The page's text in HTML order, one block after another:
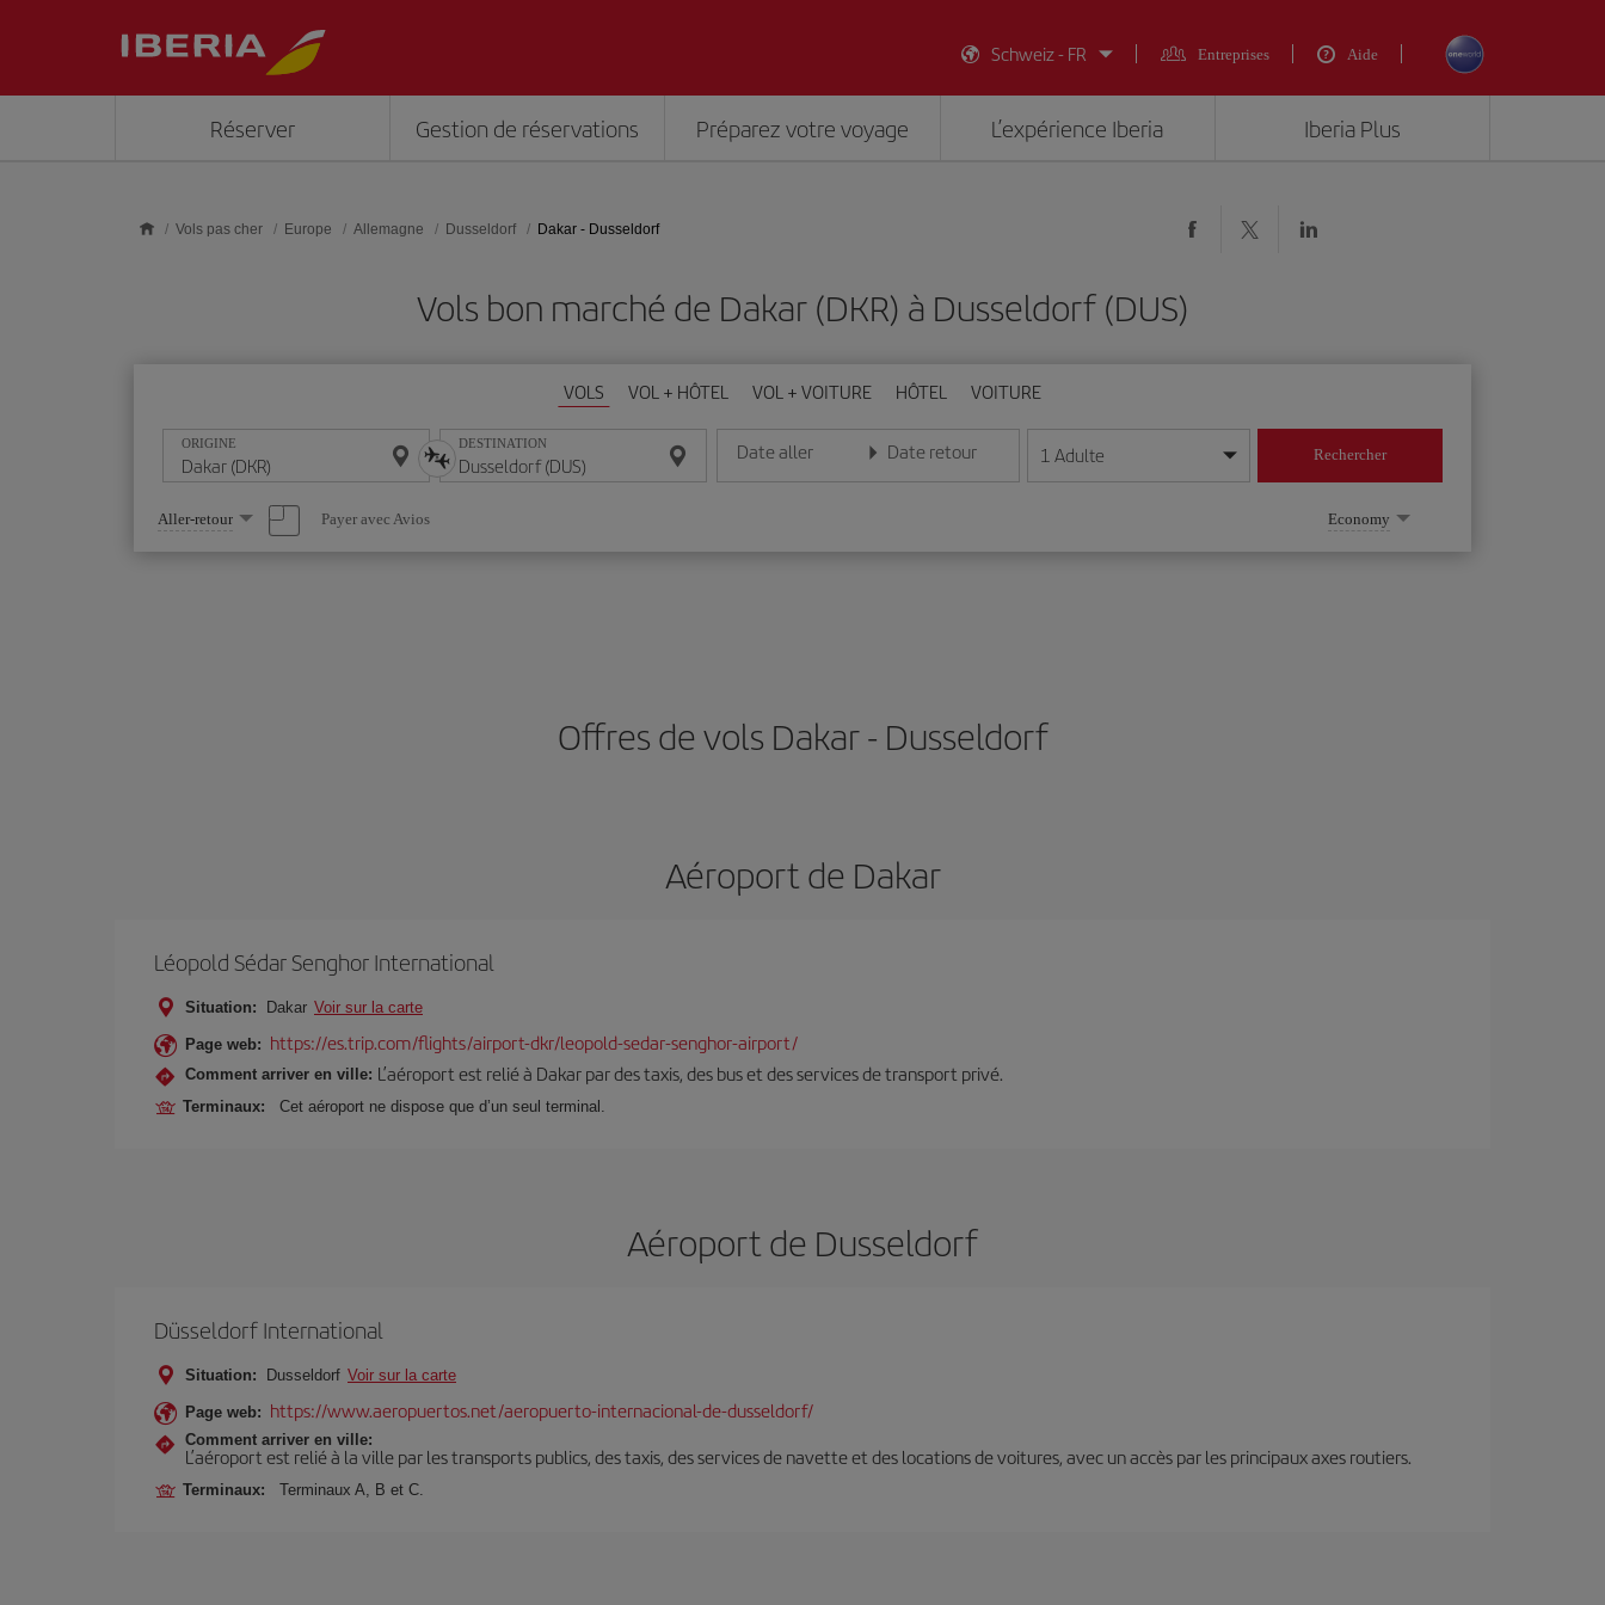
Schweiz - FR
Entreprises Aide
Réserver Gestion de réservations Préparez votre voyage L’expérience Iberia Iberia Plus
Vols pas cher Europe Allemagne Dusseldorf Dakar - Dusseldorf
Vols bon marché de Dakar (DKR) à Dusseldorf (DUS)
VOLS VOL + HÔTEL VOL + VOITURE HÔTEL VOITURE
ORIGINE DESTINATION Date aller
Entrez la date au format jour/mois/année
Date retour
Entrez la date au format jour/mois/année
1 Adulte Rechercher
Sélectionnez
une
option
Aller-retour Payer avec Avios Economy
Offres de vols Dakar - Dusseldorf
Aéroport de Dakar
Léopold Sédar Senghor International
Situation: Dakar Voir sur la carte
Page web: https://es.trip.com/flights/airport-dkr/leopold-sedar-senghor-airport/
Comment arriver en ville: L’aéroport est relié à Dakar par des taxis, des bus et des services de transport privé.
Terminaux: Cet aéroport ne dispose que d’un seul terminal.
Aéroport de Dusseldorf
Düsseldorf International
Situation: Dusseldorf Voir sur la carte
Page web: https://www.aeropuertos.net/aeropuerto-internacional-de-dusseldorf/
Comment arriver en ville:
L’aéroport est relié à la ville par les transports publics, des taxis, des services de navette et des locations de voitures, avec un accès par les principaux axes routiers.
Terminaux: Terminaux A, B et C.